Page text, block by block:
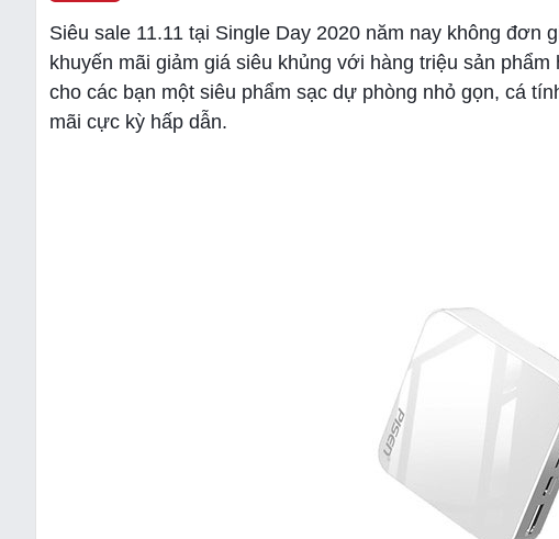
Siêu sale 11.11 tại Single Day 2020 năm nay không đơn
khuyến mãi giảm giá siêu khủng với hàng triệu sản
cho các bạn một siêu phẩm sạc dự phòng nhỏ gọn, cá
mãi cực kỳ hấp dẫn.